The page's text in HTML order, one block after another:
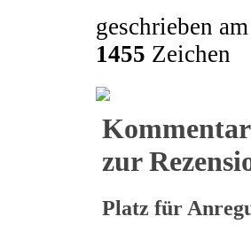
geschrieben
1455 Zeichen
zur
Platz für